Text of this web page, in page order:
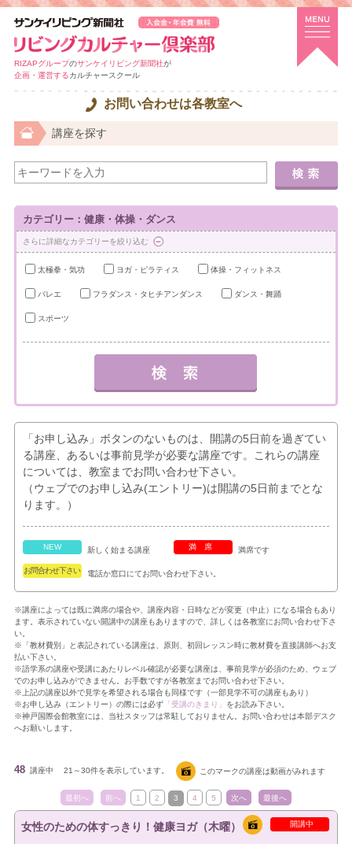
RIZAPグループのサンケイリビング新聞社が
企画・運営するカルチャースクール
お問い合わせは各教室へ
講座を探す
カテゴリー：健康・体操・ダンス
さらに詳細なカテゴリーを絞り込む
太極拳・気功 ヨガ・ピラティス 体操・フィットネス
バレエ フラダンス・タヒチアンダンス ダンス・舞踊
スポーツ
「お申し込み」ボタンのないものは、開講の5日前を過ぎてい
る講座、あるいは事前見学が必要な講座です。これらの講座
については、教室までお問い合わせ下さい。
（ウェブでのお申し込み(エントリー)は開講の5日前までとな
ります。）
NEW 新しく始まる講座 満席 満席です
お問合わせ下さい 電話か窓口にてお問い合わせ下さい。
※講座によっては既に満席の場合や、講座内容・日時などが変更（中止）になる場合もあり
ます。表示されていない開講中の講座もありますので、詳しくは各教室にお問い合わせ下さ
い。
※「教材費別」と表記されている講座は、原則、初回レッスン時に教材費を直接講師へお支
払い下さい。
※語学系の講座や受講にあたりレベル確認が必要な講座は、事前見学が必須のため、ウェブ
でのお申し込みができません。お手数ですが各教室までお問い合わせ下さい。
※上記の講座以外で見学を希望される場合も同様です（一部見学不可の講座もあり）
※お申し込み（エントリー）の際には必ず「受講のきまり」 をお読み下さい。
※神戸国際会館教室には、当社スタッフは常駐しておりません。お問い合わせは本部デスク
へお願いします。
48 講座中 21～30件を表示しています。 このマークの講座は動画がみれます
最初へ 前へ 1 2 3 4 5 次へ 最後へ
開講中
女性のための体すっきり！健康ヨガ（木曜）